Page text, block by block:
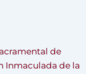
de
Inmaculada de la